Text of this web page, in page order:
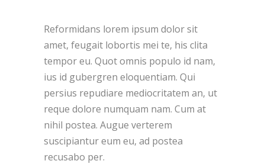
Reformidans lorem ipsum dolor sit
amet, feugait lobortis mei te, his clita
tempor eu. Quot omnis populo id nam,
ius id gubergren eloquentiam. Qui
persius repudiare mediocritatem an, ut
reque dolore numquam nam. Cum at
nihil postea. Augue verterem
suscipiantur eum eu, ad postea
recusabo per.